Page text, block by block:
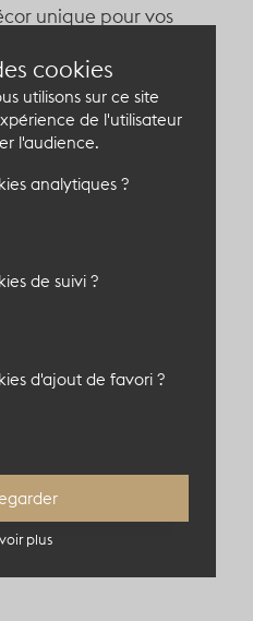
unique pour vos
hauteur sous
se mêle au
pour une durée
cookies
utilisons sur ce site
de l'utilisateur
l'audience.
analytiques ?
de suivi ?
d'ajout de favori ?
plus